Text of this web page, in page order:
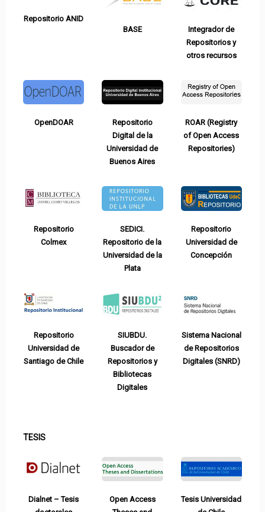
Repositorio ANID
BASE
Integrador de
Repositorios y
otros recursos
OpenDOAR
Repositorio
Digital de la
Universidad de
Buenos Aires
ROAR (Registry
of Open Access
Repositories)
Repositorio
Colmex
SEDICI.
Repositorio de la
Universidad de la
Plata
Repositorio
Universidad de
Concepción
Repositorio
Universidad de
Santiago de Chile
SIUBDU.
Buscador de
Repositorios y
Bibliotecas
Digitales
Sistema Nacional
de Repositorios
Digitales (SNRD)
TESIS
Dialnet – Tesis
Open Access
Tesis Universidad